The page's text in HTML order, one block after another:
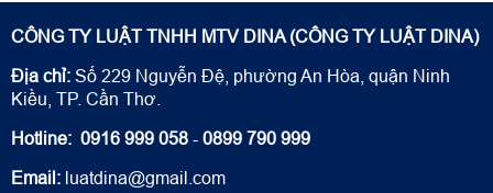
CÔNG TY LUẬT TNHH MTV DINA (CÔNG TY LUẬT DINA)
Địa chỉ: Số 229 Nguyễn Đệ, phường An Hòa, quận Ninh
Kiều, TP. Cần Thơ.
Hotline: 0916 999 058 - 0899 790 999
Email: luatdina@gmail.com